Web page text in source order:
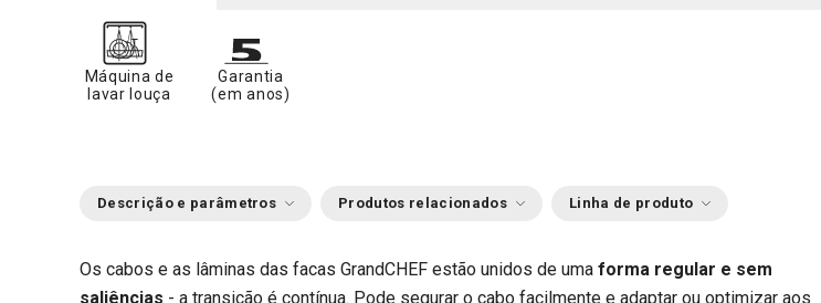
Máquina de
lavar louça
Garantia
(em anos)
Descrição e parâmetros Produtos relacionados Linha de produto
Os cabos e as lâminas das facas GrandCHEF estão unidos de uma forma regular e sem
saliências - a transição é contínua. Pode segurar o cabo facilmente e adaptar ou optimizar aos